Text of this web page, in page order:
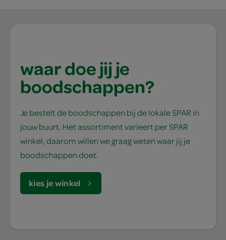
waar doe jij je
boodschappen?
Je bestelt de boodschappen bij de lokale SPAR in
jouw buurt. Het assortiment varieert per SPAR
winkel, daarom willen we graag weten waar jij je
boodschappen doet.
kies je winkel